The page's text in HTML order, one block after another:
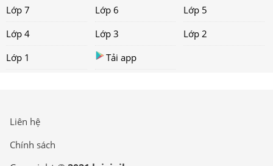
Lớp 7
Lớp 6
Lớp 5
Lớp 4
Lớp 3
Lớp 2
Lớp 1
Tải app
Liên hệ
Chính sách